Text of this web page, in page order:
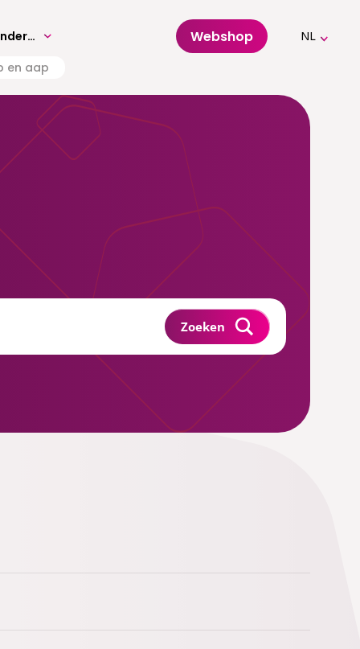
Volwassenenonderwijs Webshop NL
en aap
Zoeken